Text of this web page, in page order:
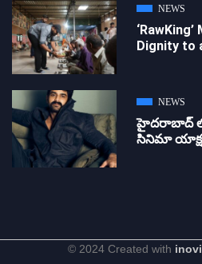
NEWS
Dignity to
NEWS
హైదరాబాద్ లో
సినిమా
© 2024 Created with